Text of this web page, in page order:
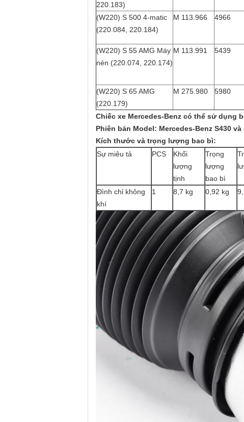
220.183)
(W220) S 500 4-matic
(220.084, 220.184)
M 113.966 4966
(W220) S 55 AMG Máy
nén (220.074, 220.174)
M 113.991 5439
(W220) S 65 AMG
(220.179)
M 275.980 5980
Chiếc xe Mercedes-Benz có thể sử dụng
Phiên bản Model: Mercedes-Benz S430
Kích thước và trọng lượng bao bì:
Sự miêu tả
PCS
Khối
lượng
tịnh
Trọng
lượng
bao bì
Đình chỉ không
khí
1 8,7 kg 0,92 kg